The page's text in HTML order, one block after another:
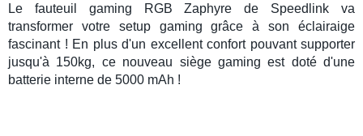
Le fauteuil gaming RGB Zaphyre de Speedlinkva
transformer votre setup gaming grâce à son éclairaige
fascinant ! En plus d'un excellent confort pouvant supporter
jusqu'à 150kg, ce nouveau siège gaming est doté d'une
batterie interne de 5000 mAh !